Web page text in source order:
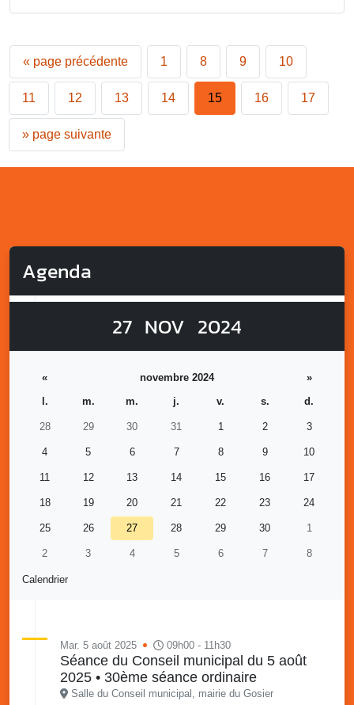
« page précédente 1 8 9 10
11 12 13 14 15 16 17
» page suivante
Agenda
27 NOV 2024
Calendrier
« novembre 2024
»
l.
m. m. j. v. s. d.
28 29 30 31 1 2 3
4 5 6 7 8 9 10
11 12 13 14 15 16 17
18 19 20 21 22 23 24
25 26 27 28 29 30 1
2 3 4 5 6 7 8
Mar. 5 août 2025 09h00 - 11h30
Séance du Conseil municipal du 5 août
2025 • 30ème séance ordinaire
Salle du Conseil municipal, mairie du Gosier